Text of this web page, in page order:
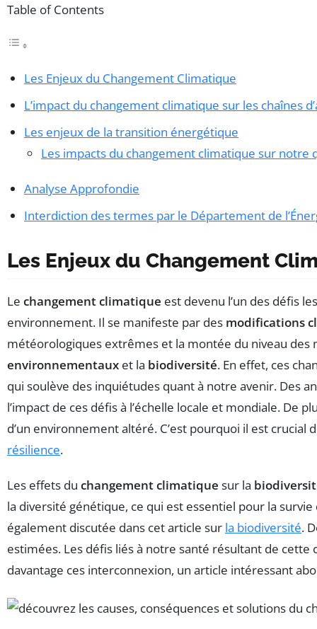
Table of Contents
Les Enjeux du Changement Climatique
L’impact du changement climatique sur les chaînes
Les enjeux de la transition énergétique
Les impacts du changement climatique sur notre
Analyse Approfondie
Interdiction des termes par le Département de
Les Enjeux du Changement
Le changement climatique est devenu l’un des défis
environnement. Il se manifeste par des modifications
météorologiques extrêmes et la montée du niveau
environnementaux et la biodiversité. En effet, ces
qui soulève des inquiétudes quant à notre avenir. Des
l’impact de ces défis à l’échelle locale et mondiale. De
d’un environnement altéré. C’est pourquoi il est
résilience.
Les effets du changement climatique sur la
la diversité génétique, ce qui est essentiel pour la
également discutée dans cet article sur la biodiversité.
estimées. Les défis liés à notre santé résultant de
davantage ces interconnexion, un article intéressant